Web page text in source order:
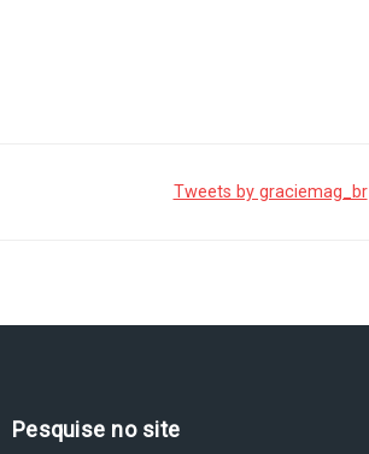
Tweets by graciemag_br
Pesquise no site